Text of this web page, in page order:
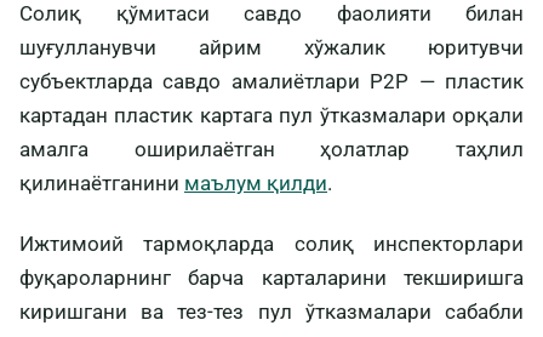
Солиқ қўмитаси савдо фаолияти билан
шуғулланувчи айрим хўжалик юритувчи
субъектларда савдо амалиётлари P2P — пластик
картадан пластик картага пул ўтказмалари орқали
амалга оширилаётган ҳолатлар таҳлил
қилинаётганини маълум қилди.
Ижтимоий тармоқларда солиқ инспекторлари
фуқароларнинг барча карталарини текширишга
киришгани ва тез-тез пул ўтказмалари сабабли